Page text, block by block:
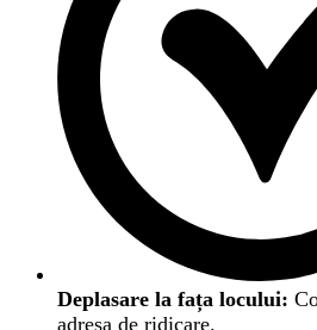
Deplasare la fața locului:
adresa de ridicare.